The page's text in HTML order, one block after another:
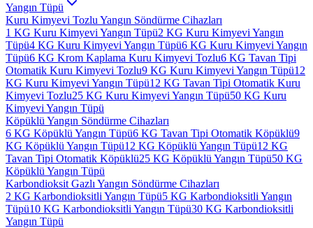
Yangın Tüpü
Kuru Kimyevi Tozlu Yangın Söndürme Cihazları
1 KG Kuru Kimyevi Yangın Tüpü2 KG Kuru Kimyevi Yangın
Tüpü4 KG Kuru Kimyevi Yangın Tüpü6 KG Kuru Kimyevi Yangın
Tüpü6 KG Krom Kaplama Kuru Kimyevi Tozlu6 KG Tavan Tipi
Otomatik Kuru Kimyevi Tozlu9 KG Kuru Kimyevi Yangın Tüpü12
KG Kuru Kimyevi Yangın Tüpü12 KG Tavan Tipi Otomatik Kuru
Kimyevi Tozlu25 KG Kuru Kimyevi Yangın Tüpü50 KG Kuru
Kimyevi Yangın Tüpü
Köpüklü Yangın Söndürme Cihazları
6 KG Köpüklü Yangın Tüpü6 KG Tavan Tipi Otomatik Köpüklü9
KG Köpüklü Yangın Tüpü12 KG Köpüklü Yangın Tüpü12 KG
Tavan Tipi Otomatik Köpüklü25 KG Köpüklü Yangın Tüpü50 KG
Köpüklü Yangın Tüpü
Karbondioksit Gazlı Yangın Söndürme Cihazları
2 KG Karbondioksitli Yangın Tüpü5 KG Karbondioksitli Yangın
Tüpü10 KG Karbondioksitli Yangın Tüpü30 KG Karbondioksitli
Yangın Tüpü